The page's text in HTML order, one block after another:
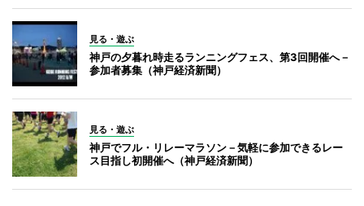
見る・遊ぶ
神戸の夕暮れ時走るランニングフェス、第3回開催へ－
参加者募集（神戸経済新聞）
見る・遊ぶ
神戸でフル・リレーマラソン－気軽に参加できるレー
ス目指し初開催へ（神戸経済新聞）